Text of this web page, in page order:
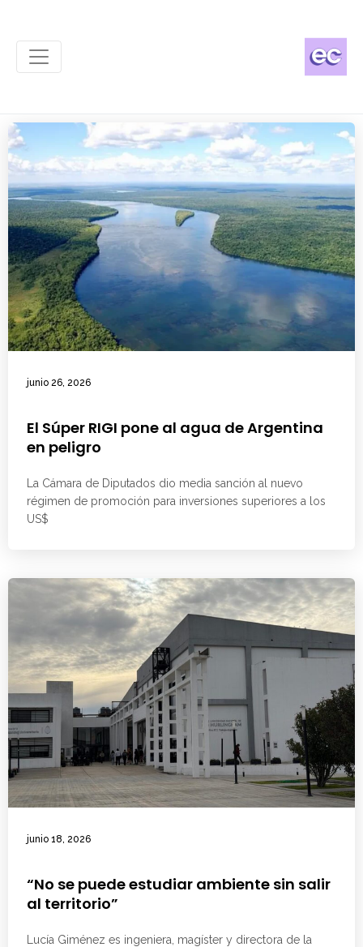
junio 26, 2026
El Súper RIGI pone al agua de Argentina
en peligro
La Cámara de Diputados dio media sanción al nuevo
régimen de promoción para inversiones superiores a los
US$
junio 18, 2026
“No se puede estudiar ambiente sin salir
al territorio”
Lucía Giménez es ingeniera, magíster y directora de la